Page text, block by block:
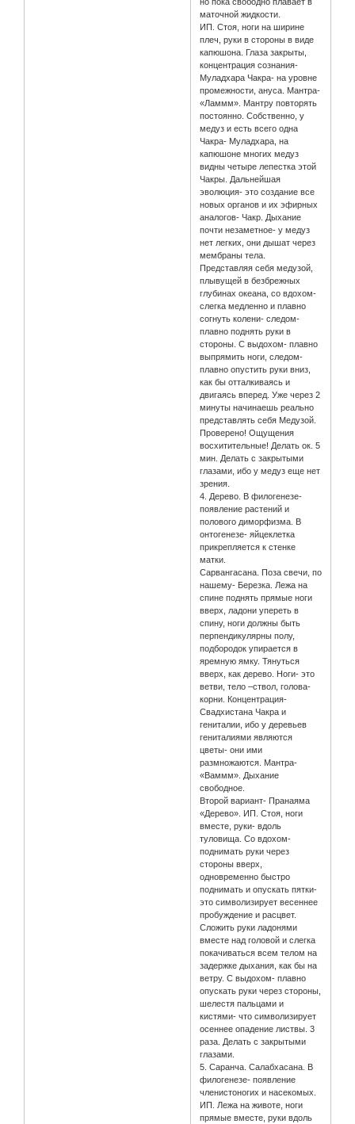
маточной жидкости.
ИП. Стоя, ноги на ширине
плеч, руки в стороны в виде
капюшона. Глаза закрыты,
концентрация сознания-
Муладхара Чакра- на уровне
промежности, ануса. Мантра-
«Ламмм». Мантру повторять
постоянно. Собственно, у
медуз и есть всего одна
Чакра- Муладхара, на
капюшоне многих медуз
видны четыре лепестка этой
Чакры. Дальнейшая
эволюция- это создание все
новых органов и их эфирных
аналогов- Чакр. Дыхание
почти незаметное- у медуз
нет легких, они дышат через
мембраны тела.
Представляя себя медузой,
плывущей в безбрежных
глубинах океана, со вдохом-
слегка медленно и плавно
согнуть колени- следом-
плавно поднять руки в
стороны. С выдохом- плавно
выпрямить ноги, следом-
плавно опустить руки вниз,
как бы отталкиваясь и
двигаясь вперед. Уже через 2
минуты начинаешь реально
представлять себя Медузой.
Проверено! Ощущения
восхитительные! Делать ок. 5
мин. Делать с закрытыми
глазами, ибо у медуз еще нет
зрения.
4. Дерево. В филогенезе-
появление растений и
полового диморфизма. В
онтогенезе- яйцеклетка
прикрепляется к стенке
матки.
Сарвангасана. Поза свечи, по
нашему- Березка. Лежа на
спине поднять прямые ноги
вверх, ладони упереть в
спину, ноги должны быть
перпендикулярны полу,
подбородок упирается в
яремную ямку. Тянуться
вверх, как дерево. Ноги- это
ветви, тело –ствол, голова-
корни. Концентрация-
Свадхистана Чакра и
гениталии, ибо у деревьев
гениталиями являются
цветы- они ими
размножаются. Мантра-
«Ваммм». Дыхание
свободное.
Второй вариант- Пранаяма
«Дерево». ИП. Стоя, ноги
вместе, руки- вдоль
туловища. Со вдохом-
поднимать руки через
стороны вверх,
одновременно быстро
поднимать и опускать пятки-
это символизирует весеннее
пробуждение и расцвет.
Сложить руки ладонями
вместе над головой и слегка
покачиваться всем телом на
задержке дыхания, как бы на
ветру. С выдохом- плавно
опускать руки через стороны,
шелестя пальцами и
кистями- что символизирует
осеннее опадение листвы. 3
раза. Делать с закрытыми
глазами.
5. Саранча. Салабхасана. В
филогенезе- появление
членистоногих и насекомых.
ИП. Лежа на животе, ноги
прямые вместе, руки вдоль